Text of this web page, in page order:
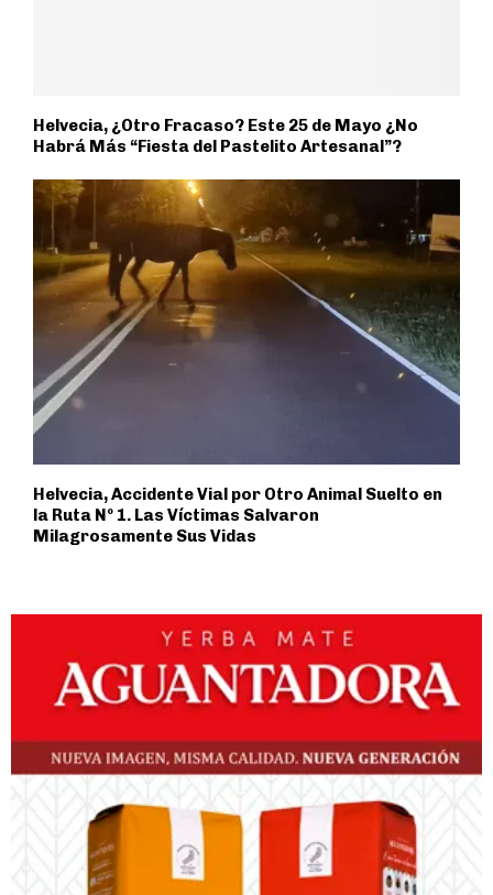
Helvecia, ¿Otro Fracaso? Este 25 de Mayo ¿No
Habrá Más “Fiesta del Pastelito Artesanal”?
Helvecia, Accidente Vial por Otro Animal Suelto en
la Ruta Nº 1. Las Víctimas Salvaron
Milagrosamente Sus Vidas